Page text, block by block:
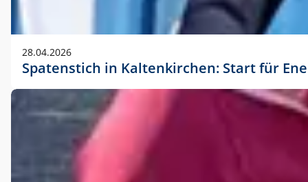
28.04.2026
Spatenstich in Kaltenkirchen: Start für